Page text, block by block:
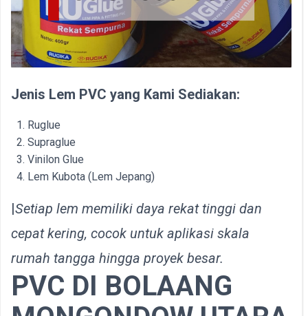
Jenis Lem PVC yang Kami Sediakan:
Ruglue
Supraglue
Vinilon Glue
Lem Kubota (Lem Jepang)
|Setiap lem memiliki daya rekat tinggi dan
cepat kering, cocok untuk aplikasi skala
rumah tangga hingga proyek besar.
PVC DI BOLAANG